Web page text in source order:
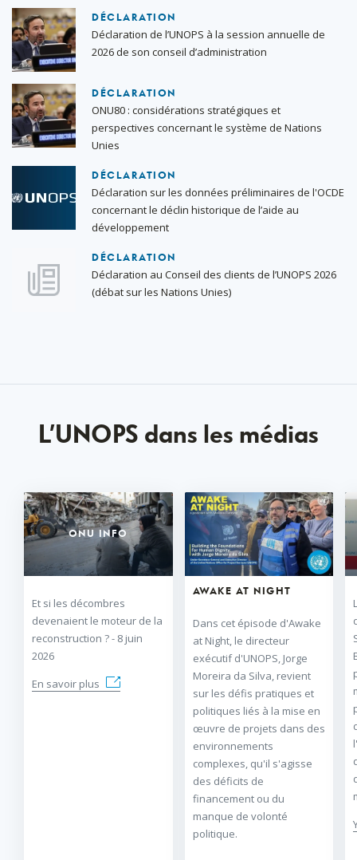
DÉCLARATION
Déclaration de l’UNOPS à la session annuelle de
2026 de son conseil d’administration
DÉCLARATION
ONU80 : considérations stratégiques et
perspectives concernant le système de Nations
Unies
DÉCLARATION
Déclaration sur les données préliminaires de l'OCDE
concernant le déclin historique de l’aide au
développement
DÉCLARATION
Déclaration au Conseil des clients de l’UNOPS 2026
(débat sur les Nations Unies)
L’UNOPSL’UNOPS dans les médias
ONU INFO
Et si les décombres
devenaient le moteur de la
reconstruction ? - 8 juin
2026
En savoir plus
AWAKE AT NIGHT
Dans cet épisode d'Awake
at Night, le directeur
exécutif d'UNOPS, Jorge
Moreira da Silva, revient
sur les défis pratiques et
politiques liés à la mise en
œuvre de projets dans des
environnements
complexes, qu'il s'agisse
des déficits de
financement ou du
manque de volonté
politique.